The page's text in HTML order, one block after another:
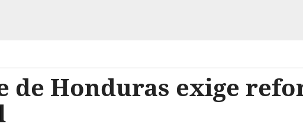
de Honduras exige